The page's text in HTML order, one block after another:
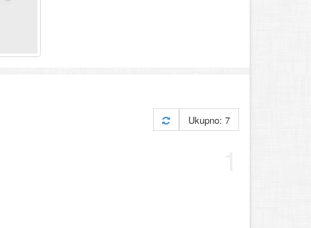
Ukupno: 7